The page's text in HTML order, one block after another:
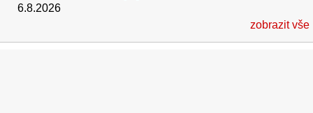
6.8.2026
zobrazit vše